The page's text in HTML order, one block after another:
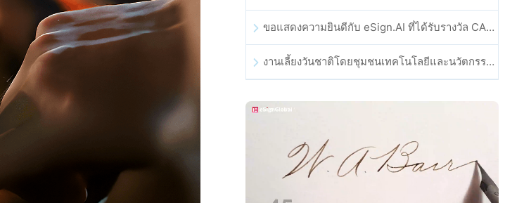
ขอแสดงความยินดีกับ eSign.AI ที่ได้รับรางวัล CAHK STAR Award 2025
งานเลี้ยงวันชาติโดยชุมชนเทคโนโลยีและนวัตกรรมฮ่องกง